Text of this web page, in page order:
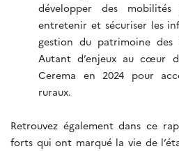
développer des
entretenir et sécuriser les
gestion du patrimoine
Autant d’enjeux au cœur
Cerema en 2024 pour
ruraux.
Retrouvez également dans ce
forts qui ont marqué la vie de